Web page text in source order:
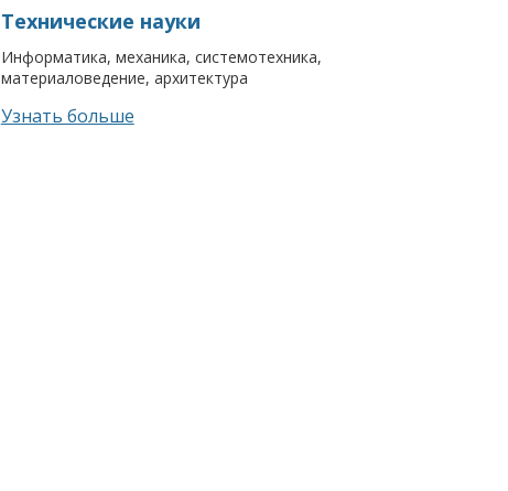
Технические науки
Информатика, механика, системотехника,
материаловедение, архитектура
Узнать больше